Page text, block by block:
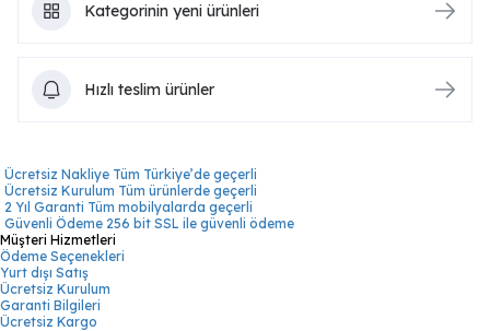
Kategorinin yeni ürünleri
Hızlı teslim ürünler
Ücretsiz Nakliye Tüm Türkiye’de geçerli
Ücretsiz Kurulum Tüm ürünlerde geçerli
2 Yıl Garanti Tüm mobilyalarda geçerli
Güvenli Ödeme 256 bit SSL ile güvenli ödeme
Müşteri Hizmetleri
Ödeme Seçenekleri
Yurt dışı Satış
Ücretsiz Kurulum
Garanti Bilgileri
Ücretsiz Kargo